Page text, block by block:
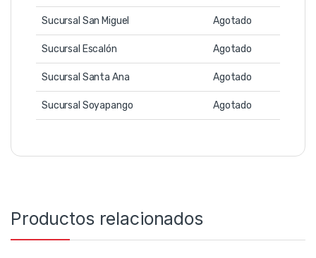
Sucursal San Miguel Agotado
Sucursal Escalón Agotado
Sucursal Santa Ana Agotado
Sucursal Soyapango Agotado
Productos relacionados